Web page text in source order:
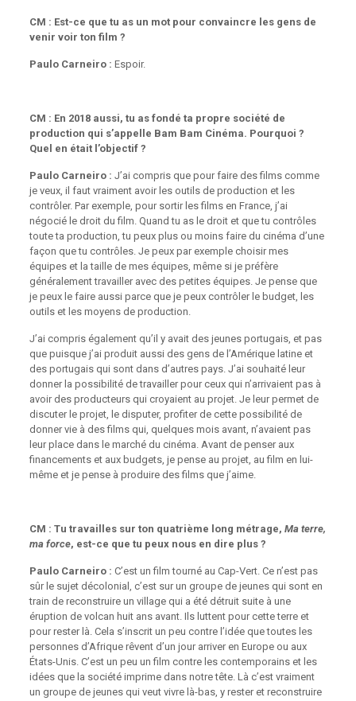
CM : Est-ce que tu as un mot pour convaincre les gens de
venir voir ton film ?
Paulo Carneiro : Espoir.
CM : En 2018 aussi, tu as fondé ta propre société de
production qui s’appelle Bam Bam Cinéma. Pourquoi ?
Quel en était l’objectif ?
Paulo Carneiro : J’ai compris que pour faire des films comme
je veux, il faut vraiment avoir les outils de production et les
contrôler. Par exemple, pour sortir les films en France, j’ai
négocié le droit du film. Quand tu as le droit et que tu contrôles
toute ta production, tu peux plus ou moins faire du cinéma d’une
façon que tu contrôles. Je peux par exemple choisir mes
équipes et la taille de mes équipes, même si je préfère
généralement travailler avec des petites équipes. Je pense que
je peux le faire aussi parce que je peux contrôler le budget, les
outils et les moyens de production.
J’ai compris également qu’il y avait des jeunes portugais, et pas
que puisque j’ai produit aussi des gens de l’Amérique latine et
des portugais qui sont dans d’autres pays. J’ai souhaité leur
donner la possibilité de travailler pour ceux qui n’arrivaient pas à
avoir des producteurs qui croyaient au projet. Je leur permet de
discuter le projet, le disputer, profiter de cette possibilité de
donner vie à des films qui, quelques mois avant, n’avaient pas
leur place dans le marché du cinéma. Avant de penser aux
financements et aux budgets, je pense au projet, au film en lui-
même et je pense à produire des films que j’aime.
CM : Tu travailles sur ton quatrième long métrage, Ma terre,
ma force, est-ce que tu peux nous en dire plus ?
Paulo Carneiro : C’est un film tourné au Cap-Vert. Ce n’est pas
sûr le sujet décolonial, c’est sur un groupe de jeunes qui sont en
train de reconstruire un village qui a été détruit suite à une
éruption de volcan huit ans avant. Ils luttent pour cette terre et
pour rester là. Cela s’inscrit un peu contre l’idée que toutes les
personnes d’Afrique rêvent d’un jour arriver en Europe ou aux
États-Unis. C’est un peu un film contre les contemporains et les
idées que la société imprime dans notre tête. Là c’est vraiment
un groupe de jeunes qui veut vivre là-bas, y rester et reconstruire